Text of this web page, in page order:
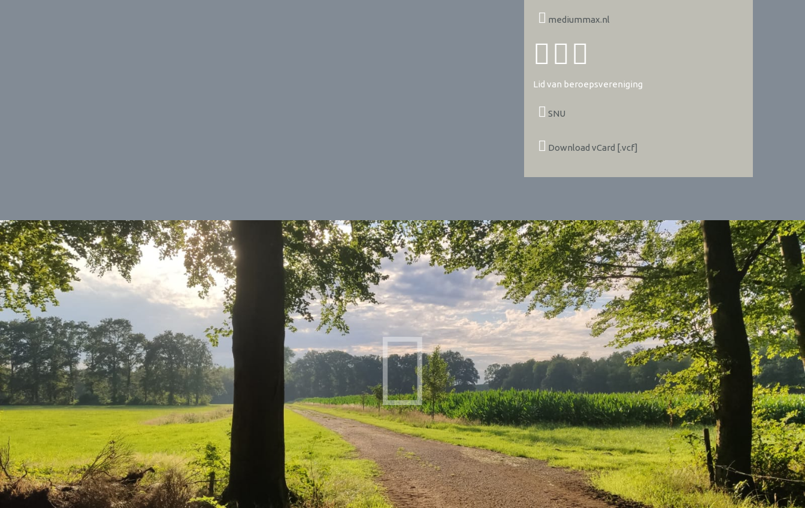
mediummax.nl
Lid van beroepsvereniging
SNU
Download vCard [.vcf]